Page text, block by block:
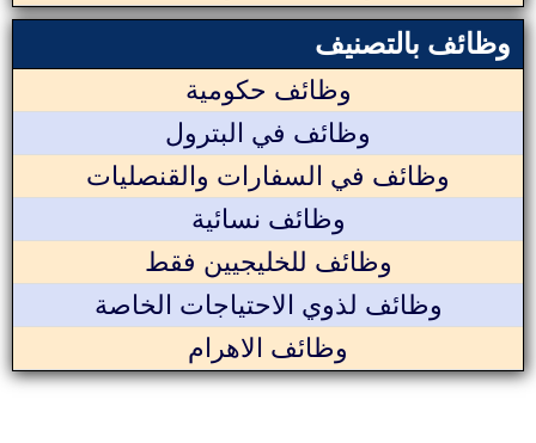
وظائف بالتصنيف
وظائف حكومية
وظائف في البترول
وظائف في السفارات والقنصليات
وظائف نسائية
وظائف للخليجيين فقط
وظائف لذوي الاحتياجات الخاصة
وظائف الاهرام